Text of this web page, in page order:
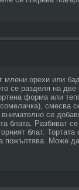
млени орехи или
се разделя на две
форма или
смесва
се
блата. Разбиват
блат.
пожълтява. Може